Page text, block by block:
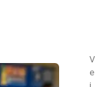
V
e